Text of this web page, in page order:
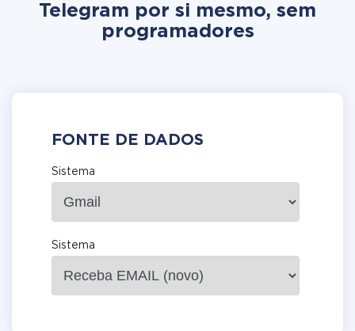
Telegram por si mesmo, sem
programadores
FONTE DE DADOS
Sistema
Sistema